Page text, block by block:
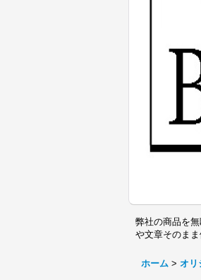
弊社の商品を
や文章そのま
ホーム > オリ